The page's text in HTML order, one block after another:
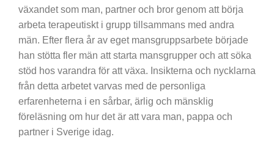
växandet som man, partner och bror genom att börja
arbeta terapeutiskt i grupp tillsammans med andra
män. Efter flera år av eget mansgruppsarbete började
han stötta fler män att starta mansgrupper och att söka
stöd hos varandra för att växa. Insikterna och nycklarna
från detta arbetet varvas med de personliga
erfarenheterna i en sårbar, ärlig och mänsklig
föreläsning om hur det är att vara man, pappa och
partner i Sverige idag.